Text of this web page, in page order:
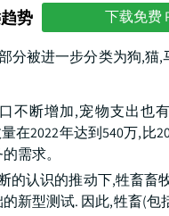
势 下载免费
被进一步分类为狗,猫
不断增加,宠物支出也
在2022年达到540万,比
需求。
认识的推动下,牲畜畜
新型测试. 因此,牲畜(